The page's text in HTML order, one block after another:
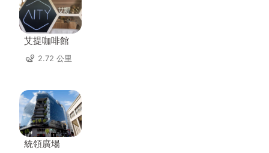
艾提咖啡館
2.72 公里
統領廣場